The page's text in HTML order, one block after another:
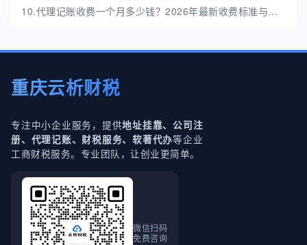
10.代理记账收费一个月多少钱？2026年最新收费标准与避坑指南
重庆云析财税
专注中小企业服务，提供地址挂靠、公司注
册、代理记账、财税服务、软著代办等企业
工商财税服务。专业团队，让创业更简单。
微信扫码
免费咨询